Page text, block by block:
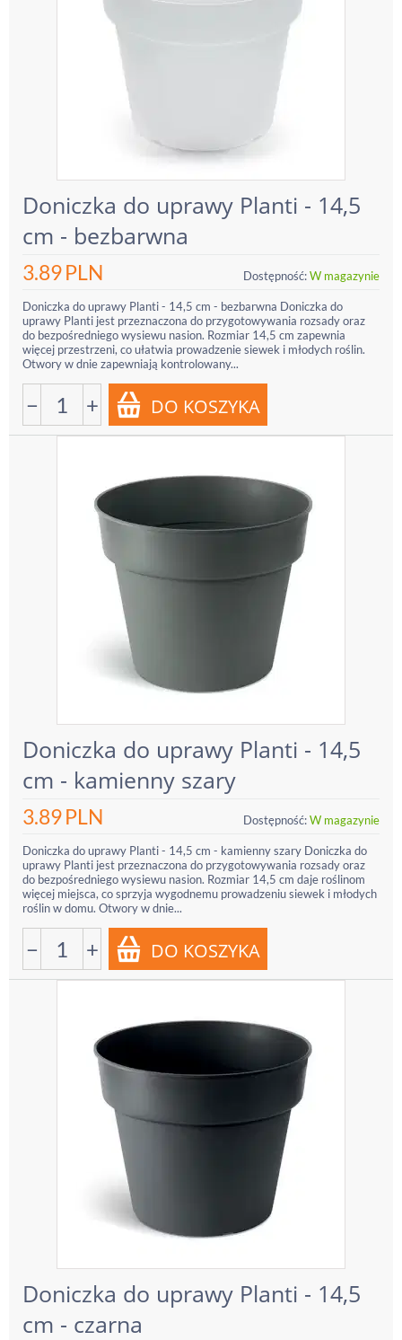
Doniczka do uprawy Planti - 14,5
cm - bezbarwna
3.89PLN Dostępność:W magazynie
Doniczka do uprawy Planti - 14,5 cm - bezbarwna Doniczka do
uprawy Planti jest przeznaczona do przygotowywania rozsady oraz
do bezpośredniego wysiewu nasion. Rozmiar 14,5 cm zapewnia
więcej przestrzeni, co ułatwia prowadzenie siewek i młodych roślin.
Otwory w dnie zapewniają kontrolowany...
− +
Doniczka do uprawy Planti - 14,5
cm - kamienny szary
3.89PLN Dostępność:W magazynie
Doniczka do uprawy Planti - 14,5 cm - kamienny szary Doniczka do
uprawy Planti jest przeznaczona do przygotowywania rozsady oraz
do bezpośredniego wysiewu nasion. Rozmiar 14,5 cm daje roślinom
więcej miejsca, co sprzyja wygodnemu prowadzeniu siewek i młodych
roślin w domu. Otwory w dnie...
− +
Doniczka do uprawy Planti - 14,5
cm - czarna